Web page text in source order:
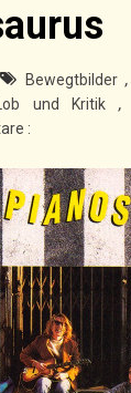
Bewegtbilder,
Lob und Kritik,
: